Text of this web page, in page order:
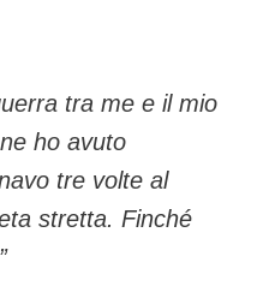
tra me e il mio
ho avuto
tre volte al
stretta. Finché